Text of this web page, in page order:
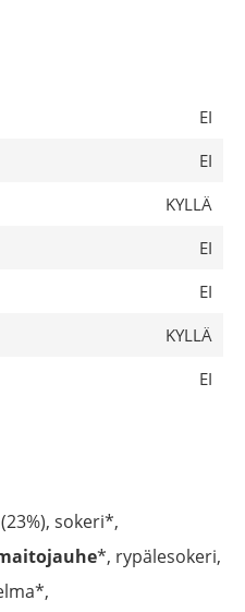
EI
EI
KYLLÄ
EI
EI
KYLLÄ
EI
sokeri*,
*, rypälesokeri,